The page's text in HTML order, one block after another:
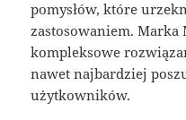
pomysłów, które
zastosowaniem. Marka
kompleksowe
nawet najbardziej
użytkowników.